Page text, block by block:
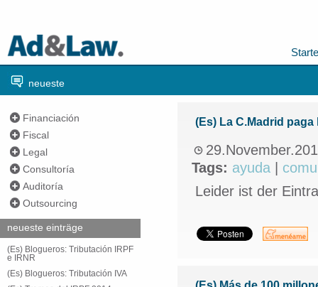
neueste
Financiación
Fiscal
Legal
Consultoría
Auditoría
Outsourcing
neueste einträge
(Es) Blogueros: Tributación IRPF
e IRNR
(Es) Blogueros: Tributación IVA
(Es) La C.Madrid
Tags: ayuda
Leider ist der